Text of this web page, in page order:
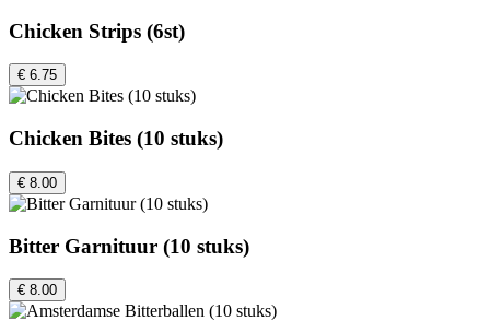
Chicken Strips (6st)
€ 6.75
Chicken Bites (10 stuks)
€ 8.00
Bitter Garnituur (10 stuks)
€ 8.00